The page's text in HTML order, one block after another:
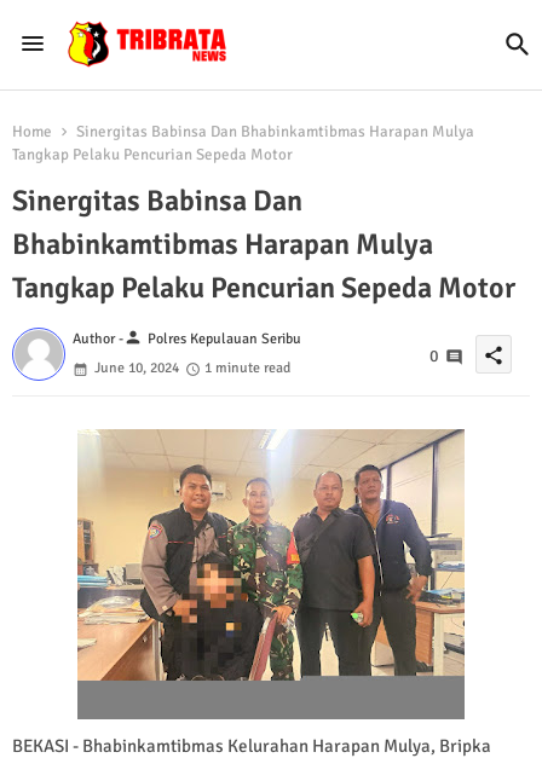
Home
Sinergitas Babinsa Dan Bhabinkamtibmas Harapan Mulya
Tangkap Pelaku Pencurian Sepeda Motor
Sinergitas Babinsa Dan
Bhabinkamtibmas Harapan Mulya
Tangkap Pelaku Pencurian Sepeda Motor
Author -person Polres Kepulauan Seribu
June 10, 2024
1 minute read
0 share
BEKASI - Bhabinkamtibmas Kelurahan Harapan Mulya, Bripka